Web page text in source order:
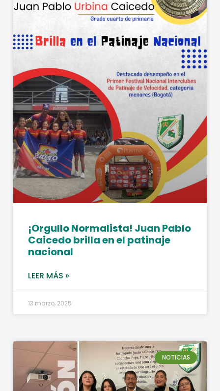
¡Orgullo Normalista! Juan Pablo
Caicedo brilla en el patinaje
nacional
LEER MÁS »
13 marzo, 2025
NOTICIAS